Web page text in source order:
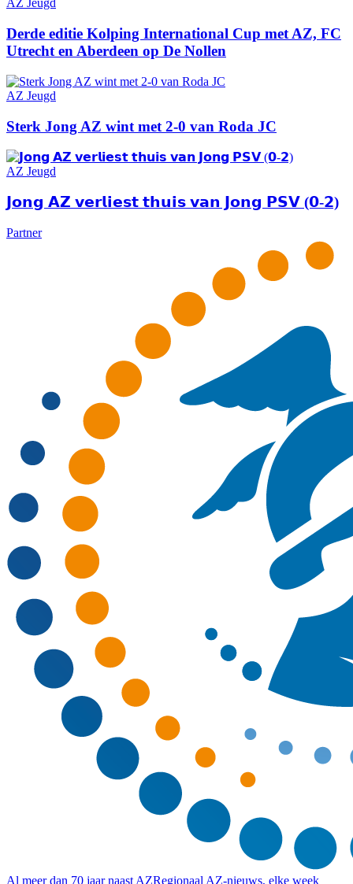
AZ Jeugd
Derde editie Kolping International Cup met AZ, FC
Utrecht en Aberdeen op De Nollen
AZ Jeugd
Sterk Jong AZ wint met 2-0 van Roda JC
AZ Jeugd
𝗝𝗼𝗻𝗴 𝗔𝗭 𝘃𝗲𝗿𝗹𝗶𝗲𝘀𝘁 𝘁𝗵𝘂𝗶𝘀 𝘃𝗮𝗻 𝗝𝗼𝗻𝗴 𝗣𝗦𝗩 (𝟬-𝟮)
Partner
Al meer dan 70 jaar naast AZRegionaal AZ-nieuws, elke week